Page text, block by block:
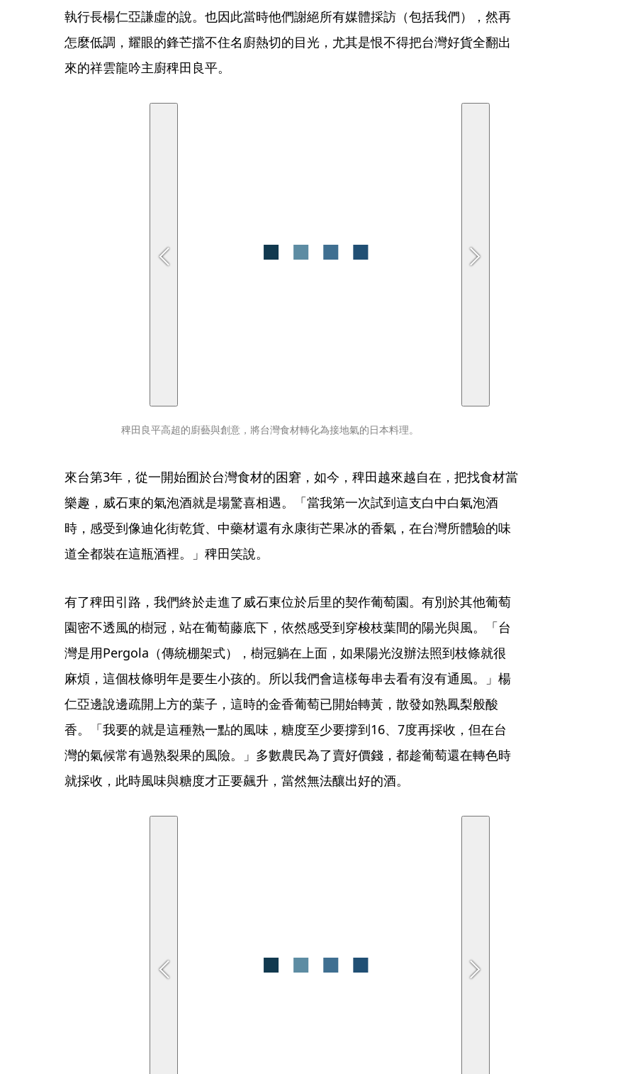
執行長楊仁亞謙虛的說。也因此當時他們謝絕所有媒體採訪（包括我們），然再
怎麼低調，耀眼的鋒芒擋不住名廚熱切的目光，尤其是恨不得把台灣好貨全翻出
來的祥雲龍吟主廚稗田良平。
稗田良平高超的廚藝與創意，將台灣食材轉化為接地氣的日本料理。
來台第3年，從一開始囿於台灣食材的困窘，如今，稗田越來越自在，把找食材當
樂趣，威石東的氣泡酒就是場驚喜相遇。「當我第一次試到這支白中白氣泡酒
時，感受到像迪化街乾貨、中藥材還有永康街芒果冰的香氣，在台灣所體驗的味
道全都裝在這瓶酒裡。」稗田笑說。
有了稗田引路，我們終於走進了威石東位於后里的契作葡萄園。有別於其他葡萄
園密不透風的樹冠，站在葡萄藤底下，依然感受到穿梭枝葉間的陽光與風。「台
灣是用Pergola（傳統棚架式），樹冠躺在上面，如果陽光沒辦法照到枝條就很
麻煩，這個枝條明年是要生小孩的。所以我們會這樣每串去看有沒有通風。」楊
仁亞邊說邊疏開上方的葉子，這時的金香葡萄已開始轉黃，散發如熟鳳梨般酸
香。「我要的就是這種熟一點的風味，糖度至少要撐到16、7度再採收，但在台
灣的氣候常有過熟裂果的風險。」多數農民為了賣好價錢，都趁葡萄還在轉色時
就採收，此時風味與糖度才正要飆升，當然無法釀出好的酒。